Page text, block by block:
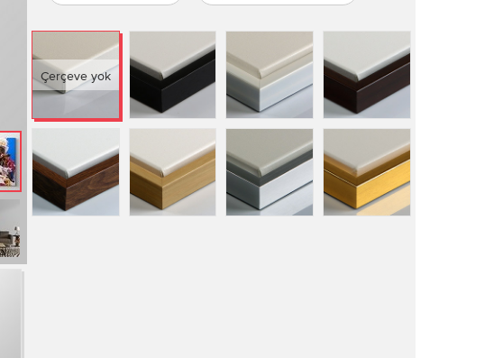
Çerçeve yok